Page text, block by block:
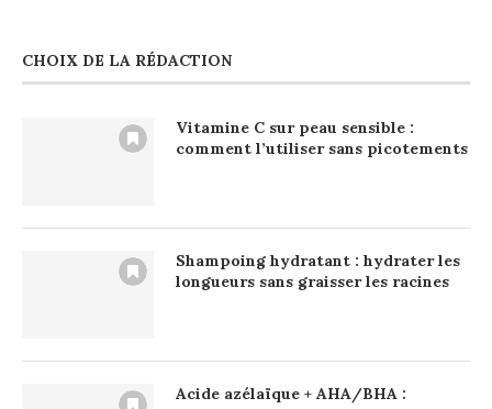
CHOIX DE LA RÉDACTION
Vitamine C sur peau sensible :
comment l’utiliser sans picotements
Shampoing hydratant : hydrater les
longueurs sans graisser les racines
Acide azélaïque + AHA/BHA :